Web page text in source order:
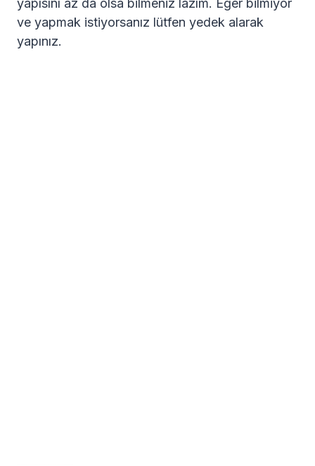
yapısını az da olsa bilmeniz lazım. Eğer bilmiyor
ve yapmak istiyorsanız lütfen yedek alarak
yapınız.